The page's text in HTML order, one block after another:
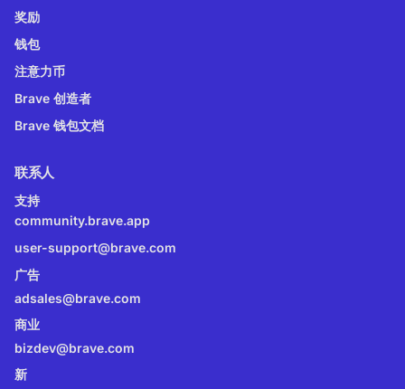
奖励
钱包
注意力币
Brave 创造者
Brave 钱包文档
联系人
支持
community.brave.app
user-support@brave.com
广告
adsales@brave.com
商业
bizdev@brave.com
新